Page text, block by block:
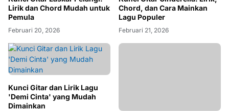
Lirik dan Chord Mudah untuk
Pemula
Februari 20, 2026
Lagu Populer
Februari 21, 2026
Kunci Gitar dan Lirik Lagu
'Demi Cinta' yang Mudah
Dimainkan